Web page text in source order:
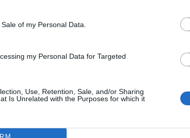
of my Personal Data.
my Personal Data for Targeted
Use, Retention, Sale, and/or Sharing
Is Unrelated with the Purposes for which it